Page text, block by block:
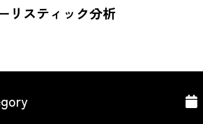
リスティック分析